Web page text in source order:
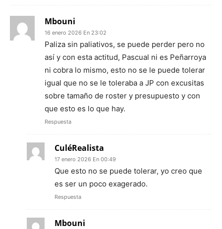
Mbouni
16 enero 2026 En 23:02
Paliza sin paliativos, se puede perder pero no
así y con esta actitud, Pascual ni es Peñarroya
ni cobra lo mismo, esto no se le puede tolerar
igual que no se le toleraba a JP con excusitas
sobre tamaño de roster y presupuesto y con
que esto es lo que hay.
Respuesta
CuléRealista
17 enero 2026 En 00:49
Que esto no se puede tolerar, yo creo que
es ser un poco exagerado.
Respuesta
Mbouni